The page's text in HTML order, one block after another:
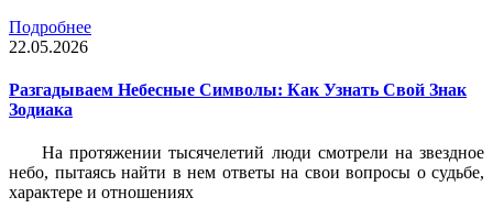
Подробнее
22.05.2026
Разгадываем Небесные Символы: Как Узнать Свой Знак
Зодиака
На протяжении тысячелетий люди смотрели на звездное
небо, пытаясь найти в нем ответы на свои вопросы о судьбе,
характере и отношениях